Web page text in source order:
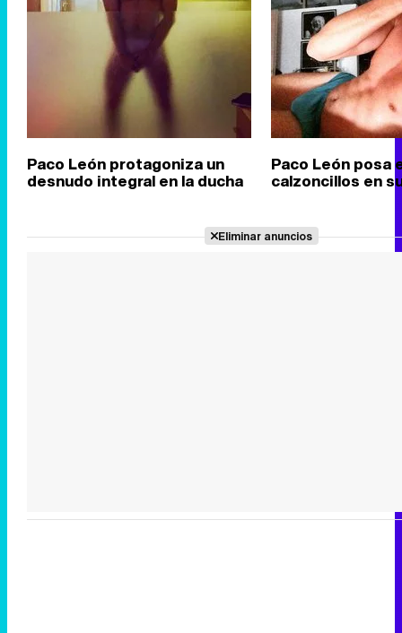
Paco León protagoniza un
desnudo integral en la ducha
Paco León posa
calzoncillos en
Eliminar anuncios